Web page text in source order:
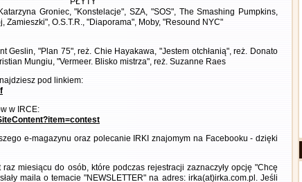
Groniec, "Konstelacje", SZA, "SOS", The Smashing Pumpkins,
Zamieszki", O.S.T.R., "Diaporama", Moby, "Resound NYC"
Geslin, "Plan 75", reż. Chie Hayakawa, "Jestem otchłanią", reż. Donato
Mungiu, "Vermeer. Blisko mistrza", reż. Suzanne Raes
pod linkiem:
w IRCE:
e-magazynu oraz polecanie IRKI znajomym na Facebooku - dzięki
raz miesiącu do osób, które podczas rejestracji zaznaczyły opcję "Chcę
maila o temacie "NEWSLETTER" na adres: irka(at)irka.com.pl. Jeśli